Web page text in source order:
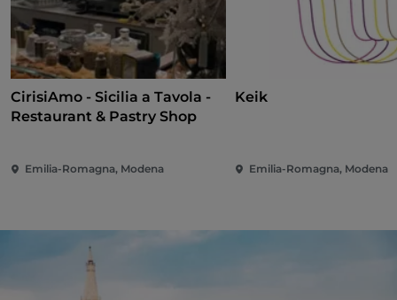
CirisiAmo - Sicilia a Tavola -
Restaurant & Pastry Shop
Emilia-Romagna, Modena
Keik
Emilia-Romagna, Modena